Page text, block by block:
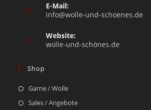
E-Mail:
info@wolle-und-schoenes.de
Website:
wolle-und-schönes.de
Shop
Garne / Wolle
Sales / Angebote